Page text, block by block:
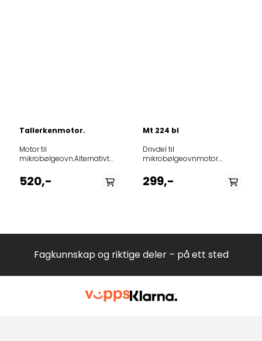
Tallerkenmotor.
Motor til mikrobølgeovn.Alternativt delenr. 481236158449.Passer til følgende modeller: 12NCmodel858777315470001561958587773017701015619085877730127030153058858777315770301561948587773164705015619385877731677070156192858777315270901530608591201127109BRCM3801A8591852129009BRCM4501A8591852127109BRCM4501A8591452129009BRCM4502A8591853129009BRCS4501A8591853127109BRCS4501A8591453129009BRCS4502A859103601790AMT036IX859103601900AMT036IX859120212790AMT202IX859120212900AMT202IX858750301760AMW5003IX858752301760AMW5023IX858752301460AMW5023NB858752512760AMW5025IX858750301900AMW503IX858750401900AMW504IX858750501900AMW505IX858750515900AMW505IX858750601900AMW506IX858750601920AMW506NB858750601960AMW506SD858750601940AMW506WH858750729900AMW507IX858750801910AMW508IX858750881900AMW508IX858750929900AMW509IX859991547640AMW512NB859991010410AMW515IX858752929790AMW529IX858753564790AMW535IX858753801790AMW538IX858753810790AMW538IX858754401790AMW544IX858754501900AMW545IX858754501790AMW545IX858754518790AMW545IX858771210760AMW7012IX858770129790AMW701IX858773101460AMW7031BL858773101760AMW7031IX858773101260AMW7031WH858773210760AMW70321IX858773201750AMW7032IX858770301900AMW703IX858770301790AMW703IX858770301490AMW703NB858770301920AMW703NB858770301290AMW703WH858770501900AMW705IX858770501790AMW705IX858770501490AMW705NB858770501890AMW705S858770501960AMW705S858770501290AMW705WH858770629790AMW706IX858770729790AMW707IX858770729900AMW707IX858779601760AMW7096IX858771210900AMW7121IX858771210750AMW7121IX858771210790AMW712IX858771501790AMW715IX858771501900AMW715IX858771501910AMW715IXL858771501740AMW715IXL858773001900AMW730IX859991010420AMW730IX858773001920AMW730NB858773015920AMW730NB858773001960AMW730SD858773001940AMW730WH858773129900AMW731IX858773101790AMW731IX858773129920AMW731NB858773129940AMW731WH858773201790AMW732IX858773201490AMW732NB858773201940AMW732WH858773201290AMW732WH858773361900AMW733IX858773338790AMW733IX858773361790AMW733IX858773338910AMW733IXL858773338740AMW733IXL858773429900AMW734IX858773501950AMW735AN858773515790AMW735IX858773501900AMW735IX858773528900AMW735IX858773501790AMW735IX858773538910AMW735IXL858773538740AMW735IXL858773501690AMW735MR858773501920AMW735NB858773501490AMW735NB858773501960AMW735S858773501890AMW735S858773501940AMW735WH858773501290AMW735WH858773501970AMW735WS858773729790AMW737IX858773729900AMW737IX858773701490AMW737NB858773701290AMW737WH858774201790AMW742IX858774201490AMW742NB858774201290AMW742WH858774301790AMW743IX858775401790AMW754IX858775501900AMW755IX858775528900AMW755IX858775501790AMW755IX858775501910AMW755IXL858775501740AMW755IXL858775815790AMW758IX858775801790AMW758IX858775801910AMW758IXL858775828910AMW758IXL858775801740AMW758IXL858776101900AMW761IXL858776101740AMW761IXL859991641470AMW770IX859991542180AMW784IX858779701790AMW797IX858779801790AMW798IX858779801900AMW798IX858779901900AMW799IX858779901790AMW799IX858780001900AMW800IX858780001790AMW800IX859991544570AMW804IX859991542250AMW805IX858780810790AMW808IX858780801910AMW808IXL858780801740AMW808IXL858781201790AMW812IX858781201900AMW812IX858781229910AMW812IXL858781301790AMW813IX858781401790AMW814IX858781529790AMW815IX858781529900AMW815IX858781629790AMW816IX858781629900AMW816IX858782001900AMW820IX858782015790AMW820IX858782015900AMW820IX858782001790AMW820IX858782001490AMW820NB858782015290AMW820WH858782001290AMW820WH858782301790AMW823IX858782501790AMW825IX858783029790AMW830IX858783110790AMW831IX858783110900AMW831IX858783138910AMW831IXL858783138740AMW831IXL858783110490AMW831NB858783110290AMW831WH858783238790AMW832IX858783238910AMW832IXL858783238740AMW832IXL858783301790AMW833IX858783301690AMW833MR858783301490AMW833NB858783301290AMW833WH858783410790AMW834IX858783410900AMW834IX858783438790AMW834IX859991010400AMW834IXL858783438900AMW834IXL858783438740AMW834IXL858783481910AMW834IXL858783438920AMW834TB858783438420AMW834TB858783438960AMW834WA858783438620AMW834WA858783501910AMW835IXL858783501740AMW835IXL858783653790AMW836HIX858783653900AMW836HIX858783615790AMW836IX858783681900AMW836IX858783601790AMW836IX858783638790AMW836IX858783638910AMW836IXL858783638740AMW836IXL858783681790AMW836IXMICROWAVEWP858783715790AMW837IX858783901790AMW839IX858783938790AMW839IX858784001900AMW840IX858784001790AMW840IX858784215790AMW842IX858784201900AMW842IX858784201790AMW842IX858784238790AMW842IX858784238910AMW842IXL858784238740AMW842IXL858784301910AMW843IXL858784301740AMW843IXL858784815790AMW848IX858784801790AMW848IX858784838790AMW848IX858784838740AMW848IXL858784838900AMW848IXL858784828910AMW848IXL858784815910AMW848IXL858784915790AMW849IX858785001790AMW850IX859991010390AMW850IXL858785001910AMW850IXL858785001740AMW850IXL858785138910AMW851IXL858786301910AMW863IXL858786301740AMW863IXL858786301490AMW863NB858786301920AMW863NB858786301290AMW863WH858786301940AMW863WH858786901910AMW869IXL858786901740AMW869IXL858793101910AMW931IXL858793101740AMW931IXL858793101490AMW931NB858793101920AMW931NB858793101290AMW931WH858793101940AMW931WH858760301900AMW9603IX858760401900AMW9604IX858760501900AMW9605IX859991591730AMW9605NB858760701900AMW9607IX858761501900AMW9615IXUK858783924900BMO40ARBNA858783924790BMO40ARBNA859991553310BMO45ARBNA859991550580BMWCANRA595SS859991550840BMWGANRA595SS859991550910BMWGBEJU595WH859185015790CLMW10IX859185115790CLMW20IX858953501720EMCCE8138PT858953501910EMCCE8138PT858964016910EMCCE8145IXL858964016720EMCCE8145PT858953401910EMCCE8238PT858953401720EMCCE8238PT858953216720EMCCI7556PT858964801740EMCCT9145IXL858964801910EMCCT9145IXL858964801720EMCCT9145PT858965216910EMCHD8145IXL858965201720EMCHD8145PT858965201910EMCHD8145PT858965216720EMCHD8145PT858965201420EMCHD8145SW858965201920EMCHD8145SW858965216420EMCHD8145SW858965601720EMCHD9145PT858955501720EMCHE8138PT858955501910EMCHE8138PT858961001720EMCHE8143PT858962001720EMCHE8144PT858962001910EMCHE8144PT858965001420EMCHE8145ES858965001220EMCHE8145EW858965001720EMCHE8145PT858965001910EMCHE8145PT858964901910EMCHE8245PTEMCHE8245PT858965801910EMCHT9145IX858965801740EMCHT9145IXL858965801910EMCHT9145IXL858965801720EMCHT9145PT858965816720EMCHT9145PT858928616490EMCS7155SW858933416900EMDK33438IN858955401900EMDK55438PT858976701900EMDK76638PT859991563750EMDK7CT638PT859991563720EMDK9P638PT858945601900EMDR45638PT858966601900EMDR66638PT858982412900EMGHE8245PT859991563880EMPK11F645859991593850EMPK11F645CH858933501900EMPK33545IN859991547770EMPK34545IN859991638590EMPK55645ES858955601900EMPK55645PT859991593830EMPK55645PTCH858976601900EMPK76645PT858976616900EMPK76645PT858979601900EMPK79645PT859991562520EMPK7CP645PT859991561860EMPK7CT645PT859991644220EMPK7CT645PTIL859991577650EMPK7CTC645PT858999601900EMPK99645PT859991576360EMPK9P645BM859991563600EMPK9P645PT859991593840EMPK9P645PTCH858967601900EMPR67645PT858960901710EMSE8245PT858960901910EMSE8245PT859106081900EMW60IX859991596380FMA45MWXS859991634460FMA45MWXSBRSA859991629050FMY45MWBK859991596310FMY45MWXS859991634450FMY45MWXSBRSA859991596450FSM45MWXS859991634440FSM45MWXSBRSA858733715490FT337BL858733715890FT337SL858733984490FT339BL858733984890FT339SL858737201890FT372SL858704024940GMT40BBBNA858728199490GT281BL858728184290GT281WH858728199290GT281WH858728299490GT282BL858728299890GT282SL858728299290GT282WH858728329490GT283NB858728399890GT283SL858728399290GT283WH858728484890GT284SL858728499890GT284SL858728484290GT284WH858728499290GT284WH858728515490GT285BL858728599490GT285BL858728584790GT285IX858728599790GT285IX858728566890GT285SL858728599890GT285SL858728599290GT285WH858728699790GT286IX858728642890GT286SL858728699890GT286SL858728699290GT286WH858728784490GT287BL858728799490GT287BL858728784890GT287SL858728799890GT287SL858728784290GT287WH858728799290GT287WH858728899490GT288BL858728899990GT288MIR858728899890GT288SL858728899290GT288WH858729099790GT290IX858729099890GT290SL858730599860GT305NY858730599890GT305SL858731529790GT315IX858738401490GT384BL858738601890GT386MIR858738799490GT387BL858739001280GT390WH859108519940IM80L859108519210IM80L859108519900IM80LRF859108519710IM80LRF859108519410IM80LSV859108619900IM80XLRF859108619710IM80XLRF859991547380IM90L1VIT859190019900IM90LRFS859190019940IM90LVIT858721201490JC212BL858721299290JC212WH858721399890JC213SL858721399290JC213WH858721699490JC216BL858721699890JC216SL858721699290JC216WH858721799890JC217SL858721899490JC218BL858721899290JC218WH858727699490JQ276BL858727699890JQ276SL858727699290JQ276WH858727799890JQ277SL858727799290JQ277WH858727899490JQ278BL858727864890JQ278SL858727899890JQ278SL858727899290JQ278WH858728099490JQ280BL858728099790JQ280IX858728001490JQ280NB858728015890JQ280SL858728099890JQ280SL858728099290JQ280WH858735915490JT359BL858736099290JT360WH858736199290JT361WH858736599890JT365SL858736599290JT365WH858736615490JT366BL858736699490JT366BL858736615890JT366SL858736699890JT366SL858736699290JT366WH858736799490JT367BLMICROWAVEOVENWP858736799890JT367SL858736899490JT368BL858736899990JT368MIR858736899890JT368SL858736899290JT368WH858736915490JT369BL858736984490JT369BL858736999490JT369BL858736915990JT369MIR858736915890JT369SL858736984890JT369SL858736999890JT369SL858736999290JT369WH858737899490JT378BL858737899890JT378SL858737899290JT378WH858737914890JT3791SL858737999490JT379BL858737929790JT379IX858737938790JT379IX858737972790JT379IX858737984790JT379IX858737999790JT379IX858737942890JT379SL858737999890JT379SL858737999290JT379WH858739099490JT390BL858739099790JT390IX858739899890JT398SL858746999490JT469BL858746999790JT469IX858746915890JT469SL858746984890JT469SL858746999890JT469SL858746999290JT469WH858747949790JT4791IX858747999490JT479BL858747984790JT479IX858747999790JT479IX858747999890JT479SL858747999290JT479WH851342124010KMA40ARBNA851340301010KMCM3800851340801060KMCM3810851340801900KMCM3810851340801000KMCM3810IN851340901000KMCM3825851340901060KMCM3825851342301000KMDC3625IX851342301010KMDC4535851341601000KMDG3625IX851341601010KMDG4535851344101900KMMGX45600851344301900KMMXX38600851342101000KMPC3610IX851342115000KMPC3610IX851342101010KMPC4530851342101900KMPC4530851341515000KMPG3610IX851341501000KMPG3610IX851341501010KMPG4530851344401900KMQCX38600851344201900KMQCX45600
520,-
Mt 224 bl
Drivdel til mikrobølgeovnmotor. 12NCmodel85874631677000064582MBI540SINTEGRMWOWP85874631527020064581MBI510WINTEGRMWOWP40064580MBI510SINTEGRMWO54210254210654810254810685874630127060064579MBI500WINTEGRMWOWP85874630177080064578MBI500S85874631627080064583MBI540WINTEGRMWOWP8591852129009BRCM4501A8591852127109BRCM4501A8591452129009BRCM4502A8591853129009BRCS4501A8591853127109BRCS4501A8591453129009BRCS4502A859103601790AMT036IX859103601900AMT036IX858745099630AMW4501ALINTEGMICROWAVEOVENWP858745099730AMW4501IX858745015730AMW4501IXINTEGMICROWAVEOVENWPAMW4501NB858745099230AMW4501WHINTEGMICROWAVEOVENWP858745015640AMW450ALINTEGMICROWAVEOVENWP858745099640AMW450ALINTEGMICROWAVEOVENWP858746015640AMW450ALINTEGMICROWAVEOVENWP858745099790AMW450IX858745015790AMW450IXINTEGMICROWAVEOVENWP858745015490AMW450NBINTEGMICROWAVEOVENWP858745099490AMW450NBINTEGMICROWAVEOVENWP858746015290AMW450WHINTEGMICROWAVEOVENWP858745015290AMW450WHINTEGMICROWAVEOVENWP858745099290AMW450WHINTEGMICROWAVEOVENWP858746099630AMW4601AL858746015730AMW4601IX858746045730AMW4601IX858746099730AMW4601IX858746099430AMW4601NB858746015430AMW4601NBINTEGMICROWAVEOVENWP858746099230AMW4601WH858746099640AMW460ALINTEGMICROWAVEOVENWP858746099790AMW460IX858746015790AMW460IXINTEGMICROWAVEOVENWP858746015490AMW460NBINTEGMICROWAVEOVENWP858746099490AMW460NBINTEGMICROWAVEOVENWP858746099290AMW460WHINTEGMICROWAVEOVENWP858746199630AMW4611ALINTEGMICROWAVEOVENWP858746199730AMW4611IX858746199430AMW4611NBINTEGMICROWAVEOVENWP858746199230AMW4611WHINTEGMICROWAVEOVENWP858746199640AMW461ALINTEGMICROWAVEOVENWP858746199790AMW461IXINTEGMICROWAVEOVENWP858746199490AMW461NBINTEGMICROWAVEOVENWP858746199290AMW461WHINTEGMICROWAVEOVENWP858746238790AMW462IXINTEGMICROWAVEOVENWP858746299790AMW462IXINTEGMICROWAVEOVENWP858746429630AMW4641ALINTEGMICROWAVEOVENWP858746429730AMW4641IXINTEGMICROWAVEOVENWP858746429430AMW4641NBINTEGMICROWAVEOVENWP858746429230AMW4641WHINTEGMICROWAVEOVENWP858746529630AMW4651ALINTEGMICROWAVEOVENWP858746529730AMW4651IXINTEGMICROWAVEOVENWP858746529430AMW4651NBINTEGMICROWAVEOVENWP858746529230AMW4651WHINTEGMICROWAVEOVENWP858750301760AMW5003IX858752301760AMW5023IX858752301460AMW5023NB858752512760AMW5025IX858750301900AMW503IX858750401900AMW504IX858750501900AMW505IX858750515900AMW505IX858750601900AMW506IX858750601920AMW506NB858750601960AMW506SD858750601940AMW506WH858750729900AMW507IX858750801910AMW508IX858750881900AMW508IX858750929900AMW509IX859991547640AMW512NB859991010410AMW515IX858754401790AMW544IX858754501900AMW545IX858754501790AMW545IX859991702670AMW57DHMXA858779601760AMW7096IX858779701790AMW797IX858779801790AMW798IX858779801900AMW798IX858779901900AMW799IX858779901790AMW799IX858780001900AMW800IX858780001790AMW800IX859991542250AMW805IX858780810790AMW808IX858780801910AMW808IXL858780801740AMW808IXL858781201790AMW812IX858781201900AMW812IX858781229910AMW812IXL858781301790AMW813IX858781401790AMW814IX858781529790AMW815IX858781529900AMW815IX858781629790AMW816IX858781629900AMW816IX858782001900AMW820IX858782015790AMW820IX858782015900AMW820IX858782001790AMW820IX858782001490AMW820NB858782015290AMW820WH858782001290AMW820WH858782301790AMW823IX858782501790AMW825IX858783029790AMW830IX858783110790AMW831IX858783110900AMW831IX858783138910AMW831IXL858783138740AMW831IXL858783110490AMW831NB858783110290AMW831WH858783238790AMW832IX858783238910AMW832IXL858783238740AMW832IXL858783301790AMW833IX858783301690AMW833MR858783301490AMW833NB858783301290AMW833WH858783410790AMW834IX858783410900AMW834IX858783438790AMW834IX859991010400AMW834IXL858783438900AMW834IXL858783438740AMW834IXL858783481910AMW834IXL858783438920AMW834TB858783438420AMW834TB858783438960AMW834WA858783438620AMW834WA858783501910AMW835IXL858783501740AMW835IXL858783653790AMW836HIX858783653900AMW836HIX858783615790AMW836IX858783681900AMW836IX858783601790AMW836IX858783638790AMW836IX858783638910AMW836IXL858783638740AMW836IXL858783681790AMW836IXMICROWAVEWP858783715790AMW837IX858783901790AMW839IX858784001900AMW840IX858784001790AMW840IX858784201900AMW842IX858784201790AMW842IX858784238790AMW842IX858784238910AMW842IXL858784238740AMW842IXL858784301910AMW843IXL858784301740AMW843IXL858784815790AMW848IX858784801790AMW848IX858784838790AMW848IX858784838740AMW848IXL858784838900AMW848IXL858784828910AMW848IXL858784815910AMW848IXL858784915790AMW849IX859991010390AMW850IXL858785001910AMW850IXL858785001740AMW850IXL858785138910AMW851IXL858786301910AMW863IXL858786301740AMW863IXL858786301490AMW863NB858786301920AMW863NB858786301290AMW863WH858786301940AMW863WH858786901910AMW869IXL858786901740AMW869IXL858760301900AMW9603IX858760401900AMW9604IX858760501900AMW9605IX859991591730AMW9605NB858760701900AMW9607IX858761501900AMW9615IXUK859991702130BKPK54CUB858783924900BMO40ARBNA858783924790BMO40ARBNA859991553310BMO45ARBNA859991697500BMP7O7TK859991697530BMP9O7TK859991697550BMP9O7TKA859991679840BMW47DMK859991680000BMW54HMIX859991680010BMW54HMKA859991679780BMW57DMK859991679950BMW57HMIX859991550580BMWCANRA595SS859185015790CLMW10IXCMW8Weiss858964016910EMCCE8145IXL858964016720EMCCE8145PT858964801740EMCCT9145IXL858964801910EMCCT9145IXL858965216910EMCHD8145IXL858965201720EMCHD8145PT858965201910EMCHD8145PT858965216720EMCHD8145PT858965201420EMCHD8145SW858965201920EMCHD8145SW858965216420EMCHD8145SW858965601720EMCHD9145PT858961001720EMCHE8143PT858962001720EMCHE8144PT858962001910EMCHE8144PT858965001420EMCHE8145ES858965001220EMCHE8145EW858965001720EMCHE8145PT858965001910EMCHE8145PT858964901910EMCHE8245PTEMCHE8245PT858965801910EMCHT9145IX858965801740EMCHT9145IXL858965801910EMCHT9145IXL858965801720EMCHT9145PT858965816720EMCHT9145PT858982412900EMGHE8245PT859991563880EMPK11F645859991593850EMPK11F645CH858933501900EMPK33545IN859991547770EMPK34545IN859991638590EMPK55645ES858955601900EMPK55645PT859991593830EMPK55645PTCH858976601900EMPK76645PT858976616900EMPK76645PT858979601900EMPK79645PT859991562520EMPK7CP645PT859991561860EMPK7CT645PT859991644220EMPK7CT645PTIL859991577650EMPK7CTC645PT858999601900EMPK99645PT859991576360EMPK9P645BM859991563600EMPK9P645PT859991593840EMPK9P645PTCH858967601900EMPR67645PT858960901710EMSE8245PT858960901910EMSE8245PT859106081900EMW60IXEMW75050A854191022710EMW75050MEMW76050A859106022410EMW76050J859106022710EMW76050M859106022210EMW76050W858905001630EMWD35221ALINTEGMICROWAVEOVENWP858905015630EMWD35221ALINTEGMICROWAVEOVENWP858905001730EMWD35221ININTEGMICROWAVEOVENWP858905015730EMWD35221ININTEGMICROWAVEOVENWP858905001230EMWD35221WSINTEGMICROWAVEOVENWP858905001640EMWD3522ALINTEGMICROWAVEOVENWP858905015640EMWD3522ALINTEGMICROWAVEOVENWP858905020640EMWD3522ALINTEGMICROWAVEOVENWP858905001710EMWD3522IXINTEGMICROWAVEOVENWP858905015710EMWD3522IXINTEGMICROWAVEOVENWP858905020710EMWD3522IXINTEGMICROWAVEOVENWP858905001410EMWD3522SWINTEGMICROWAVEOVENWP858905020410EMWD3522SWINTEGMICROWAVEOVENWP858905001210EMWD3522WSINTEGMICROWAVEOVENWP858905020210EMWD3522WSINTEGMICROWAVEOVENWP858906001630EMWD36221ALINTEGMICROWAVEOVEN858906020630EMWD36221ALINTEGMICROWAVEOVENWP858906061630EMWD36221ALINTEGMICROWAVEOVENWP858906061730EMWD36221IN858906001730EMWD36221ININTEGMICROWAVEOVENWP858906020730EMWD36221ININTEGMICROWAVEOVENWP858906015730EMWD36221ININTEGMICROWAVEOVENWP858906020430EMWD36221SWINTEGMICROWAVEOVENWP858906061430EMWD36221SWINTEGMICROWAVEOVENWP858906061230EMWD36221WS858906001230EMWD36221WSINTEGMICROWAVEOVENWP858906020230EMWD36221WSINTEGMICROWAVEOVENWP858906001640EMWD3622ALINTEGMICROWAVEOVENWP858906020640EMWD3622ALINTEGMICROWAVEOVENWP858906020650EMWD3622ALINTEGMICROWAVEOVENWP858906061640EMWD3622ALINTEGMICROWAVEOVENWP858906001710EMWD3622IXINTEGMICROWAVEOVENWP858906015710EMWD3622IXINTEGMICROWAVEOVENWP858906020710EMWD3622IXINTEGMICROWAVEOVENWP858906020750EMWD3622IXINTEGMICROWAVEOVENWP858906061710EMWD3622IXINTEGMICROWAVEOVENWP858906001410EMWD3622SWINTEGMICROWAVEOVENWP858906020410EMWD3622SWINTEGMICROWAVEOVENWP858906020450EMWD3622SWINTEGMICROWAVEOVENWP858906061410EMWD3622SWINTEGMICROWAVEOVENWP858906001210EMWD3622WSINTEGMICROWAVEOVENWP858906020210EMWD3622WSINTEGMICROWAVEOVENWP858906020250EMWD3622WSINTEGMICROWAVEOVENWP858906061210EMWD3622WSINTEGMICROWAVEOVENWP859991596380FMA45MWXS859991634460FMA45MWXSBRSA859991629050FMY45MWBK859991596310FMY45MWXS859991634450FMY45MWXSBRSA859991596450FSM45MWXS859991634440FSM45MWXSBRSA858704024940GMT40BBBNA859991680120HAMW47HMK859991680170HAMW47HMX859991679980HAMW54HMX859991679890HAMW57DHMXA859991680100HAMW57HMX859991680230HMW47DHMBUK859991680200HMW47HMXUK859991680110HMW57HMBUK859991680040HMW57HMXUK859991697490HNMP7O7TB859108619900IM80XLRF859108619710IM80XLRF859991662290IM9141LRF859991701930IP252RXUK859991702280IPK54RB859991703120IPK54RX859991560650JMC6224HL859991560640JMC6224HM851342124010KMA40ARBNA851342301010KMDC4535851341601010KMDG4535851344101900KMMGX45600851342101010KMPC4530851342101900KMPC4530851341501010KMPG4530851344201900KMQCX45600851344689000KMQCX45600851344253900KMQCX45600851358001900KMQCXB45600859115012710MA3511DUUA01859115012720MA3511EUUA02859116012710MA3611DUUA01859116012720MA3611EUUA02MAG635RVSP01MAG635MAG636ONYP02MAG636BLMAG636RVSP01MAG636IX853801699480MAX16BLMICROWAVEOVENSWP853801699280MAX16WHMICROWAVEOVENSWP853801616280MAX16WHMICROWAVEOVENSWP853801899460MAX18ABMICROWAVEOVENSWP853801899260MAX18AWMICROWAVEOVENSWP853801899480MAX18BLMICROWAVEOVENSWP853801899280MAX18WHMICROWAVEOVENSWP853801861460MAX19ABMICROWAVEOVENSWP853801861260MAX19AWMICROWAVEOVENSWP859991684750MBPA540B859991684740MBPA540X853822129290MD221WHITEMICROWAVEOVENSWP853822229490MD222BLACKMICROWAVEOVENSWP853822229290MD222WHITEMICROWAVEOVENSWP853822329290MD223WHITEMICROWAVEOVENSWP853822429490MD224BLACKMICROWAVEOVENSWP853822429290MD224WHITEMICROWAVEOVENSWP859111516210MIWELLSE536WHITE859111616710MIWELLSE537IN859111616210MIWELLSE537WHITE859111516710MIWELLSE538IN859991546230MP454IXA859991633020MP454IXHA859991546250MP464IXA859991546260MP476IXA859990966550MP664IXHA859991665020MP676BLH859990966840MP676IXH859990966540MP676IXHA859991010360MP764IXACN859990966460MP764IXHA859990966450MP775IXHA859991664930MP776BLHA859991641500MP776BMIHA859990966790MP776IXA859990966830MP776IXH859990966440MP776IXHA
299,-
Fagkunnskap og riktige deler – på ett sted